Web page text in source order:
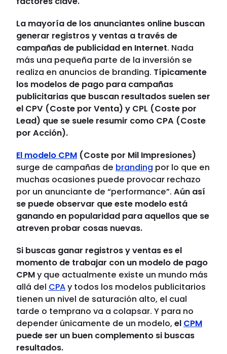
La mayoría de los anunciantes online buscan
generar registros y ventas a través de
campañas de publicidad en Internet. Nada
más una pequeña parte de la inversión se
realiza en anuncios de branding. Típicamente
los modelos de pago para campañas
publicitarias que buscan resultados suelen ser
el CPV (Coste por Venta) y CPL (Coste por
Lead) que se suele resumir como CPA (Coste
por Acción).
El modelo CPM (Coste por Mil Impresiones)
surge de campañas de branding por lo que en
muchas ocasiones puede provocar rechazo
por un anunciante de “performance”. Aún así
se puede observar que este modelo está
ganando en popularidad para aquellos que se
atreven probar cosas nuevas.
Si buscas ganar registros y ventas es el
momento de trabajar con un modelo de pago
CPMy que actualmente existe un mundo más
allá del CPAy todos los modelos publicitarios
tienen un nivel de saturación alto, el cual
tarde o temprano va a colapsar. Y para no
depender únicamente de un modelo, el CPM
puede ser un buen complemento si buscas
resultados.